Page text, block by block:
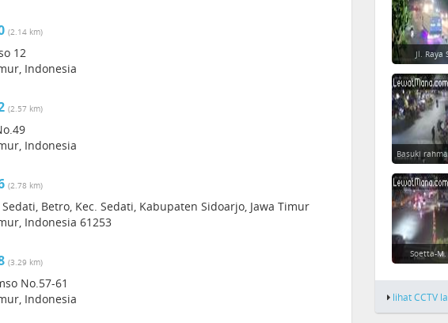
(2.14 km)
12
Indonesia
(2.57 km)
Indonesia
(2.78 km)
Sedati, Betro, Kec. Sedati, Kabupaten Sidoarjo, Jawa Timur
Indonesia 61253
(3.29 km)
No.57-61
Indonesia
Jl. Raya
Basuki
Soetta-
lihat CCTV